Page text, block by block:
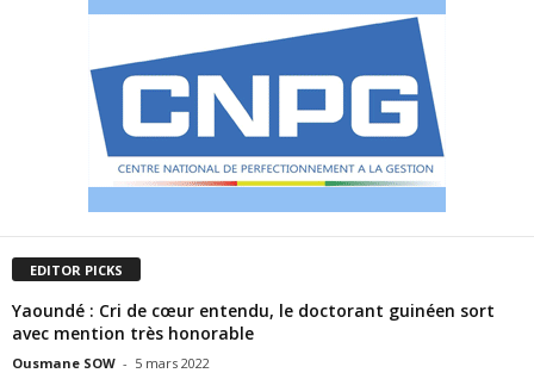
EDITOR PICKS
Yaoundé : Cri de cœur entendu, le doctorant guinéen sort
avec mention très honorable
Ousmane SOW - 5 mars 2022